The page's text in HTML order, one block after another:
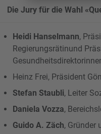
Die Jury für die Wahl
Heidi Hanselmann,
Regierungsrätinund
Heinz Frei, Präsident
Stefan Staubli, Leiter
Daniela Vozza,
Guido A. Zäch, Gründer